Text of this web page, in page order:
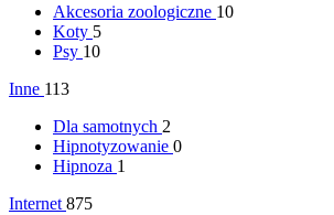
Akcesoria zoologiczne 10
Koty 5
Psy 10
Inne 113
Dla samotnych 2
Hipnotyzowanie 0
Hipnoza 1
Internet 875